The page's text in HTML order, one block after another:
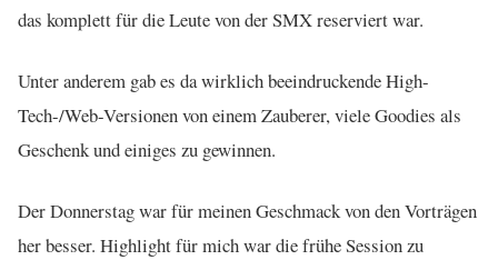
das komplett für die Leute von der SMX reserviert war.
Unter anderem gab es da wirklich beeindruckende High-
Tech-/Web-Versionen von einem Zauberer, viele Goodies als
Geschenk und einiges zu gewinnen.
Der Donnerstag war für meinen Geschmack von den Vorträgen
her besser. Highlight für mich war die frühe Session zu